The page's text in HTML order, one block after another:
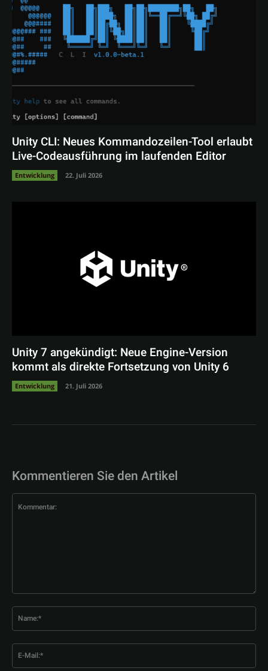
Unity CLI: Neues Kommandozeilen-Tool erlaubt
Live-Codeausführung im laufenden Editor
Entwicklung 22. Juli 2026
Unity 7 angekündigt: Neue Engine-Version
kommt als direkte Fortsetzung von Unity 6
Entwicklung 21. Juli 2026
Kommentieren Sie den Artikel